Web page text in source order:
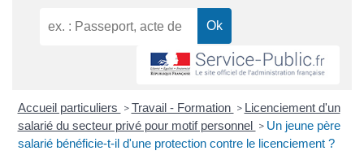
Accueil particuliers > Travail - Formation > Licenciement d'un
salarié du secteur privé pour motif personnel > Un jeune père
salarié bénéficie-t-il d'une protection contre le licenciement ?